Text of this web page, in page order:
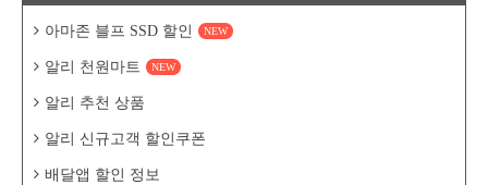
아마존 블프 SSD 할인 NEW
알리 천원마트 NEW
알리 추천 상품
알리 신규고객 할인쿠폰
배달앱 할인 정보